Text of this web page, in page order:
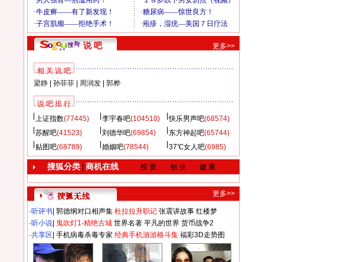
说 吧 更多>>
相 关 说 吧
梁静| 孙菲菲| 周润发| 郭桦
说 吧 排 行
上证指数(77445) 李宇春吧(104510) 快乐男声吧(68574)
苏醒吧(41523) 刘德华吧(69854) 东方神起吧(65744)
贴图吧(68789) 婚姻吧(78544) 37℃女人吧(6985)
搜狐分类| 商机在线 投 资 创 业 健 康
更多>>
·听评书 郭德纲对口相声集 杜拉拉升职记 张震讲故事 红楼梦
·听小说 鬼吹灯1-精绝古城 世界名著 平凡的世界 货币战争2
·共享区 手机病毒杀毒专家 经典手机游游格斗集 福彩3D走势图